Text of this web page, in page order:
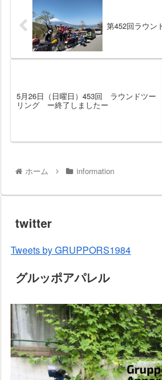
第452回ラウン
5月26日（日曜日）453回 ラウンドツー
リング ー終了しましたー
ホーム information
twitter
Tweets by GRUPPORS1984
グルッポアパレル